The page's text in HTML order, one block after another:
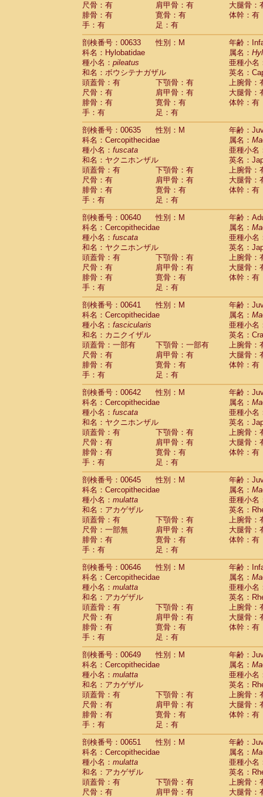
尺骨：有
肩甲骨：有
大腿骨：
腓骨：有
寛骨：有
体幹：有
手：有
足：有
剖検番号：00633
性別：M
年齢：
科名：Hylobatidae
属名：
種小名： pileatus
亜種小名
和名：ボウシテナガザル
英名：
頭蓋骨：有
下顎骨：有
上腕骨：
尺骨：有
肩甲骨：有
大腿骨：
腓骨：有
寛骨：有
体幹：有
手：有
足：有
剖検番号：00635
性別：M
年齢：
科名：Cercopithecidae
属名：
種小名： fuscata
亜種小名
和名：ヤクニホンザル
英名：
頭蓋骨：有
下顎骨：有
上腕骨：
尺骨：有
肩甲骨：有
大腿骨：
腓骨：有
寛骨：有
体幹：有
手：有
足：有
剖検番号：00640
性別：M
年齢：
科名：Cercopithecidae
属名：
種小名： fuscata
亜種小名
和名：ヤクニホンザル
英名：
頭蓋骨：有
下顎骨：有
上腕骨：
尺骨：有
肩甲骨：有
大腿骨：
腓骨：有
寛骨：有
体幹：有
手：有
足：有
剖検番号：00641
性別：M
年齢：
科名：Cercopithecidae
属名：
種小名： fascicularis
亜種小名
和名：カニクイザル
英名：
頭蓋骨：一部有
下顎骨：一部有
上腕骨：
尺骨：有
肩甲骨：有
大腿骨：
腓骨：有
寛骨：有
体幹：有
手：有
足：有
剖検番号：00642
性別：M
年齢：
科名：Cercopithecidae
属名：
種小名： fuscata
亜種小名
和名：ヤクニホンザル
英名：
頭蓋骨：有
下顎骨：有
上腕骨：
尺骨：有
肩甲骨：有
大腿骨：
腓骨：有
寛骨：有
体幹：有
手：有
足：有
剖検番号：00645
性別：M
年齢：
科名：Cercopithecidae
属名：
種小名： mulatta
亜種小名
和名：アカゲザル
英名：
頭蓋骨：有
下顎骨：有
上腕骨：
尺骨：一部無
肩甲骨：有
大腿骨：
腓骨：有
寛骨：有
体幹：有
手：有
足：有
剖検番号：00646
性別：M
年齢：
科名：Cercopithecidae
属名：
種小名： mulatta
亜種小名
和名：アカゲザル
英名：
頭蓋骨：有
下顎骨：有
上腕骨：
尺骨：有
肩甲骨：有
大腿骨：
腓骨：有
寛骨：有
体幹：有
手：有
足：有
剖検番号：00649
性別：M
年齢：
科名：Cercopithecidae
属名：
種小名： mulatta
亜種小名
和名：アカゲザル
英名：
頭蓋骨：有
下顎骨：有
上腕骨：
尺骨：有
肩甲骨：有
大腿骨：
腓骨：有
寛骨：有
体幹：有
手：有
足：有
剖検番号：00651
性別：M
年齢：
科名：Cercopithecidae
属名：
種小名： mulatta
亜種小名
和名：アカゲザル
英名：
頭蓋骨：有
下顎骨：有
上腕骨：
尺骨：有
肩甲骨：有
大腿骨：